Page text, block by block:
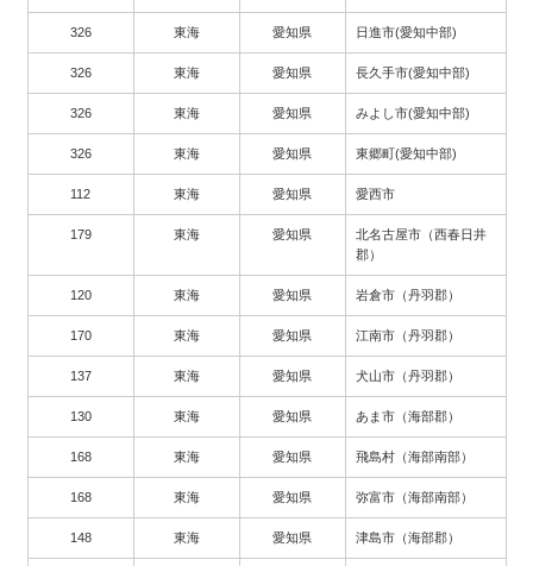
326 東海 愛知県 日進市(愛知中部)
326 東海 愛知県 長久手市(愛知中部)
326 東海 愛知県 みよし市(愛知中部)
326 東海 愛知県 東郷町(愛知中部)
112 東海 愛知県 愛西市
179 東海 愛知県
北名古屋市（西春日井
郡）
120 東海 愛知県 岩倉市（丹羽郡）
170 東海 愛知県 江南市（丹羽郡）
137 東海 愛知県 犬山市（丹羽郡）
130 東海 愛知県 あま市（海部郡）
168 東海 愛知県 飛島村（海部南部）
168 東海 愛知県 弥富市（海部南部）
148 東海 愛知県 津島市（海部郡）